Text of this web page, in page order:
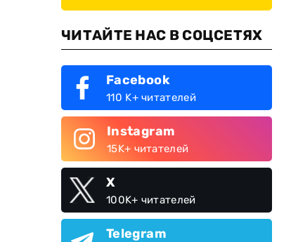
ЧИТАЙТЕ НАС В СОЦСЕТЯХ
Facebook
110 K+ читателей
Instagram
15K+ читателей
X
100K+ читателей
Telegram